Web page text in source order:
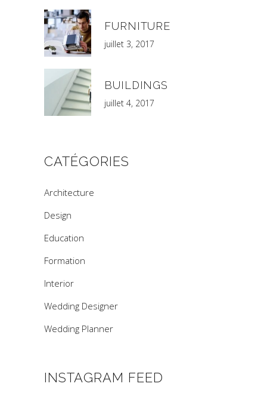
FURNITURE
juillet 3, 2017
BUILDINGS
juillet 4, 2017
CATÉGORIES
Architecture
Design
Education
Formation
Interior
Wedding Designer
Wedding Planner
INSTAGRAM FEED